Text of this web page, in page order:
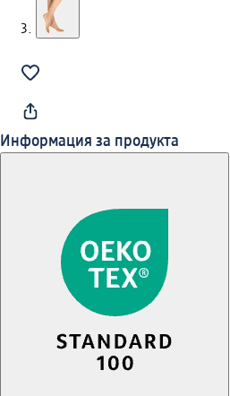
Информация за продукта